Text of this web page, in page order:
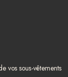
vos sous-vêtements